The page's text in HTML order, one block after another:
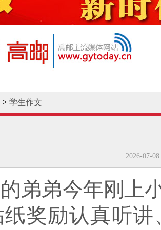
> 学生作文
2026-07-
弟弟今年刚上
纸奖励认真听